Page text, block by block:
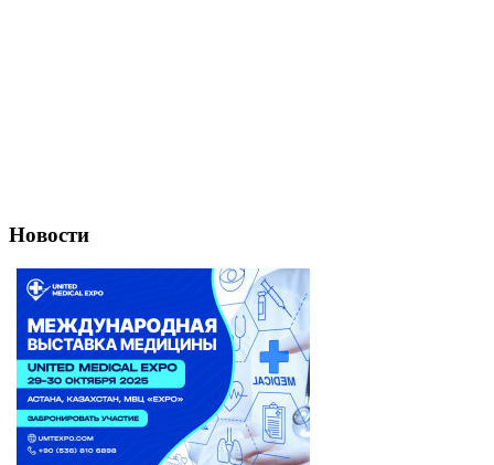
Новости